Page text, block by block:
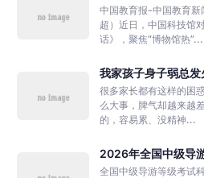
中国教育报-中国教育新
超）近日，中国科技馆
话》，聚焦“博物馆热”...
我家孩子身子弱总
很多家长都有这样的困
么大事，脾气却越来越
的，容易累、没精神...
2026年全国中级导
全国中级导游等级考试